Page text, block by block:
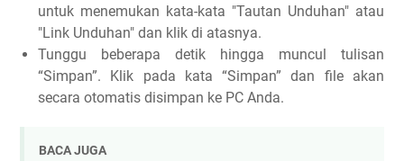
untuk menemukan kata-kata "Tautan Unduhan" atau
"Link Unduhan" dan klik di atasnya.
Tunggu beberapa detik hingga muncul tulisan
“Simpan”. Klik pada kata “Simpan” dan file akan
secara otomatis disimpan ke PC Anda.
BACA JUGA